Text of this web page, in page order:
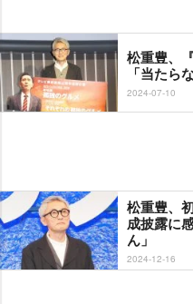
松重豊、
「当たら
2024-07-10
松重豊、
成披露に
ん」
2024-12-16